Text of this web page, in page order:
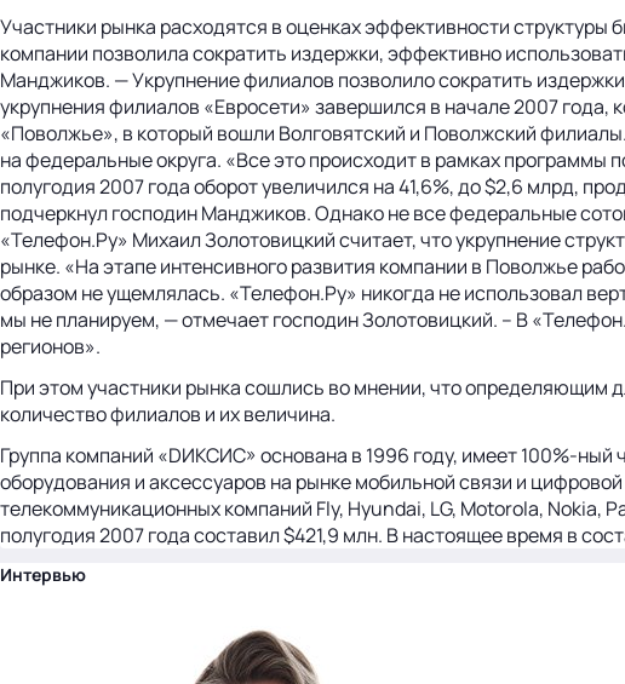
Участники рынка расходятся в оценках эффективности
компании позволила сократить издержки, эффективно
Манджиков. — Укрупнение филиалов позволило сократить
укрупнения филиалов «Евросети» завершился в начале 2007
«Поволжье», в который вошли Волговятский и Поволжский
на федеральные округа. «Все это происходит в рамках
полугодия 2007 года оборот увеличился на 41,6%, до $2,6 млрд,
подчеркнул господин Манджиков. Однако не все федеральные
«Телефон.Ру» Михаил Золотовицкий считает, что укрупнение
рынке. «На этапе интенсивного развития компании в Поволжье
образом не ущемлялась. «Телефон.Ру» никогда не использовал
мы не планируем, — отмечает господин Золотовицкий. – В
регионов».
При этом участники рынка сошлись во мнении, что
количество филиалов и их величина.
Группа компаний «DИКСИС» основана в 1996 году, имеет 100%-
оборудования и аксессуаров на рынке мобильной связи и
телекоммуникационных компаний Fly, Hyundai, LG, Motorola, Nokia,
полугодия 2007 года составил $421,9 млн. В настоящее время в
Интервью